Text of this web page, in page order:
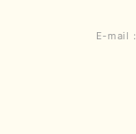
E-mail：